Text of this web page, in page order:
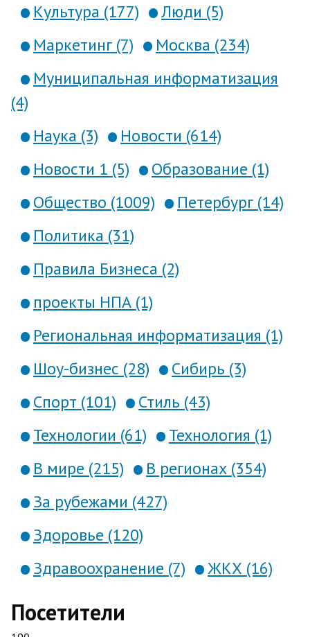
Культура (177)
Люди (5)
Маркетинг (7)
Москва (234)
Муниципальная информатизация
(4)
Наука (3)
Новости (614)
Новости 1 (5)
Образование (1)
Общество (1009)
Петербург (14)
Политика (31)
Правила Бизнеса (2)
проекты НПА (1)
Региональная информатизация (1)
Шоу-бизнес (28)
Сибирь (3)
Спорт (101)
Стиль (43)
Технологии (61)
Технология (1)
В мире (215)
В регионах (354)
За рубежами (427)
Здоровье (120)
Здравоохранение (7)
ЖКХ (16)
Посетители